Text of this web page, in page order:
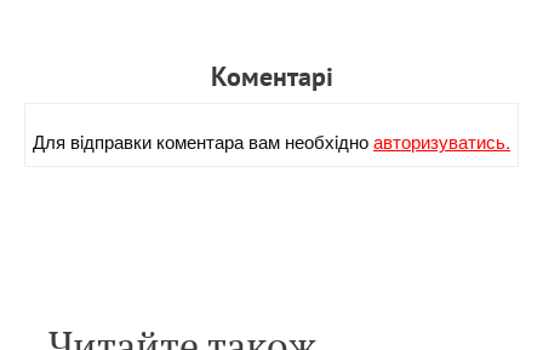
Коментарi
Для вiдправки коментара вам необхiдноавторизуватись.